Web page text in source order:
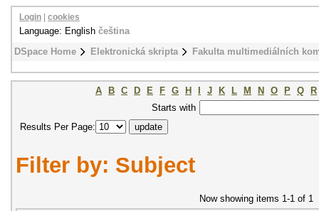
DSpace Home Elektronická skripta Fakulta multimediálních
Login cookies
Language: English čeština
A B C D E F G H J K L M N O P Q
R
Starts with
Results Per Page:
Filter by: Subject
Now showing items 1-1 of 1